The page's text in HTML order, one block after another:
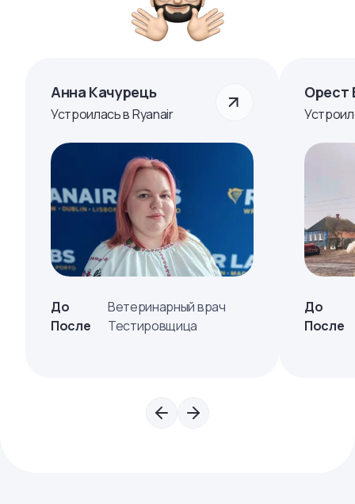
Анна Качурець
Устроилась в Ryanair
До
Ветеринарный врач
После
Тестировщица
Орест
До
После